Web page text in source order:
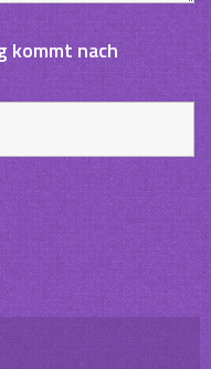
kommt nach